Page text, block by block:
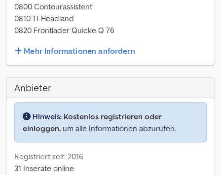
0800 Contourassistent
0810 TI-Headland
0820 Frontlader Quicke Q 76
Mehr Informationen anfordern
Anbieter
Hinweis: Kostenlos registrieren oder
einloggen, um alle Informationen abzurufen.
Registriert seit: 2016
31 Inserate online